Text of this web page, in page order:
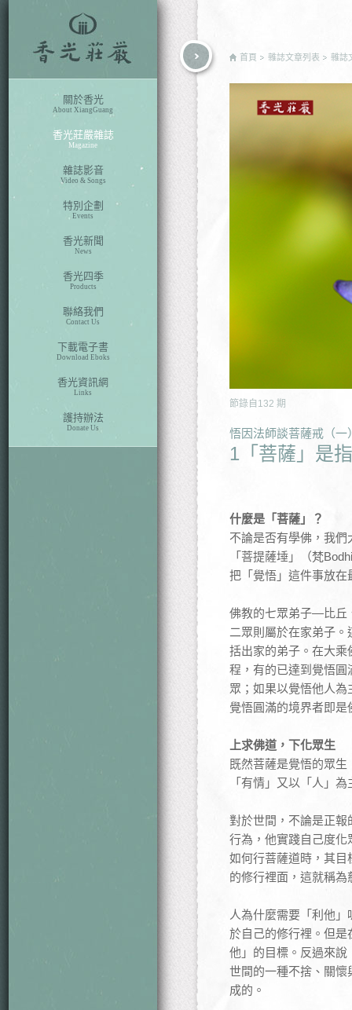
關於香光
About XiangGuang
香光莊嚴雜誌
Magazine
雜誌影音
Video & Songs
特別企劃
Events
香光新聞
News
香光四季
Products
聯絡我們
Contact Us
下載電子書
Download Eboks
香光資訊網
Links
護持辦法
Donate Us
首頁 雜誌文章列表 雜誌
節錄自 132 期
悟因法師談菩薩戒（
1「菩薩」是
什麼是「菩薩」？
不論是否有學佛，我
「菩提薩埵」（梵
把「覺悟」這件事放在
佛教的七眾弟子—比丘
二眾則屬於在家弟子
括出家的弟子。在大
程，有的已達到覺悟
眾；如果以覺悟他人
覺悟圓滿的境界者即
上求佛道，下化眾生
既然菩薩是覺悟的眾
「有情」又以「人」
對於世間，不論是正
行為，他實踐自己度
如何行菩薩道時，其
的修行裡面，這就稱
人為什麼需要「利他
於自己的修行裡。但
他」的目標。反過來
世間的一種不捨、關
成的。